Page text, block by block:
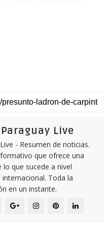
Live
- Resumen de noticias.
que ofrece una
lo que sucede a nivel
internacional. Toda la
en un instante.